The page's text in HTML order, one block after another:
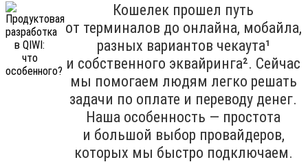
Кошелек прошел путь
от терминалов до онлайна, мобайла,
разных вариантов чекаута¹
и собственного эквайринга². Сейчас
мы помогаем людям легко решать
задачи по оплате и переводу денег.
Наша особенность — простота
и большой выбор провайдеров,
которых мы быстро подключаем.